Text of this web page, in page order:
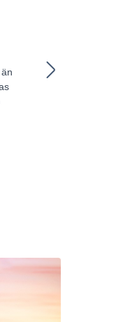
förarkomfort